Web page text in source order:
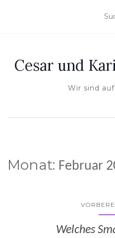
Cesar und
Wir sind
Monat: Februar
Welches